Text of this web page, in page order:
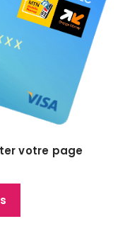
votre page